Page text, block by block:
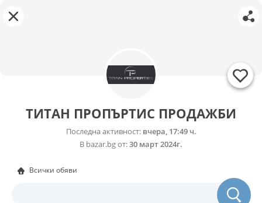
ТИТАН ПРОПЪРТИС ПРОДАЖБИ
Последна активност:вчера, 17:49 ч.
В bazar.bg от:30 март 2024г.
Всички обяви